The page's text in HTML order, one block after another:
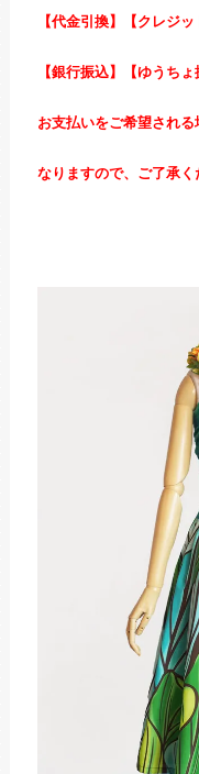
【代金引換】【クレジ
【銀行振込】【ゆうち
お支払いをご希望され
なりますので、ご了承く